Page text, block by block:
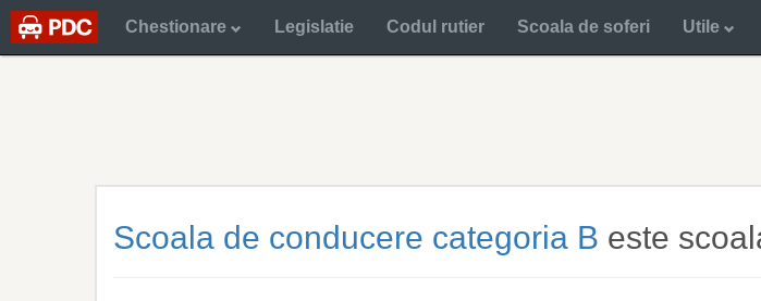
Chestionare Legislatie Codul rutier Scoala de soferi Utile
Scoala de conducere categoria B este